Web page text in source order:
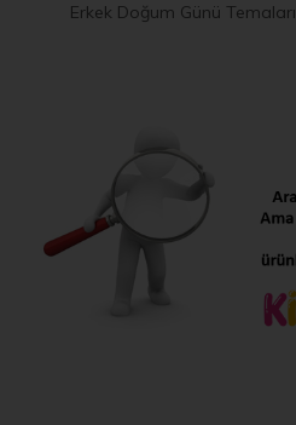
Erkek Doğum Günü Temaları